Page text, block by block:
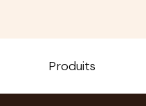
Produits